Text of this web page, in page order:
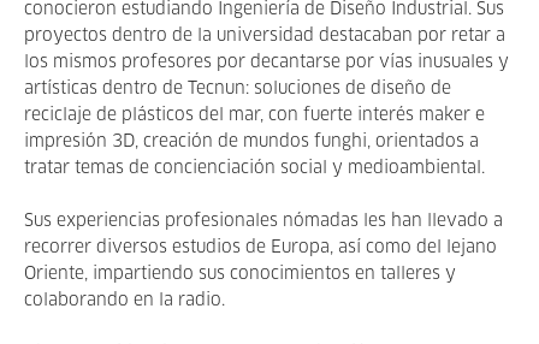
conocieron estudiando Ingeniería de Diseño Industrial. Sus
proyectos dentro de la universidad destacaban por retar a
los mismos profesores por decantarse por vías inusuales y
artísticas dentro de Tecnun: soluciones de diseño de
reciclaje de plásticos del mar, con fuerte interés maker e
impresión 3D, creación de mundos funghi, orientados a
tratar temas de concienciación social y medioambiental.
Sus experiencias profesionales nómadas les han llevado a
recorrer diversos estudios de Europa, así como del lejano
Oriente, impartiendo sus conocimientos en talleres y
colaborando en la radio.